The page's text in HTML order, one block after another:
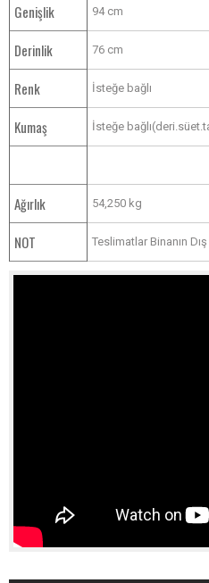
Genişlik 94 cm
Derinlik 76 cm
Renk İsteğe bağlı
Kumaş İsteğe
Ağırlık 54,250 kg
NOT Teslimatlar Binanın